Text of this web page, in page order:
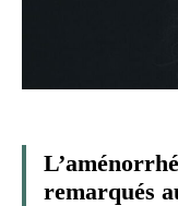
remarqués